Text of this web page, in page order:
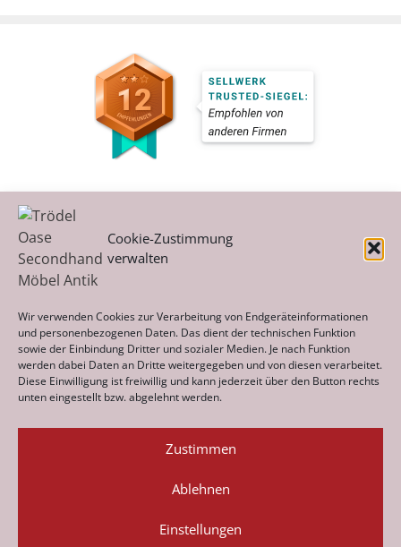
Cookie-Zustimmung
verwalten
Wir verwenden Cookies zur Verarbeitung von Endgeräteinformationen
und personenbezogenen Daten. Das dient der technischen Funktion
sowie der Einbindung Dritter und sozialer Medien. Je nach Funktion
werden dabei Daten an Dritte weitergegeben und von diesen verarbeitet.
Diese Einwilligung ist freiwillig und kann jederzeit über den Button rechts
unten eingestellt bzw. abgelehnt werden.
Zustimmen
Ablehnen
Einstellungen
Archiv
Impressum
Cookie-Richtlinie (EU)
© 2026 Trödel Oase · Secondhand · Möbel · Antik ·